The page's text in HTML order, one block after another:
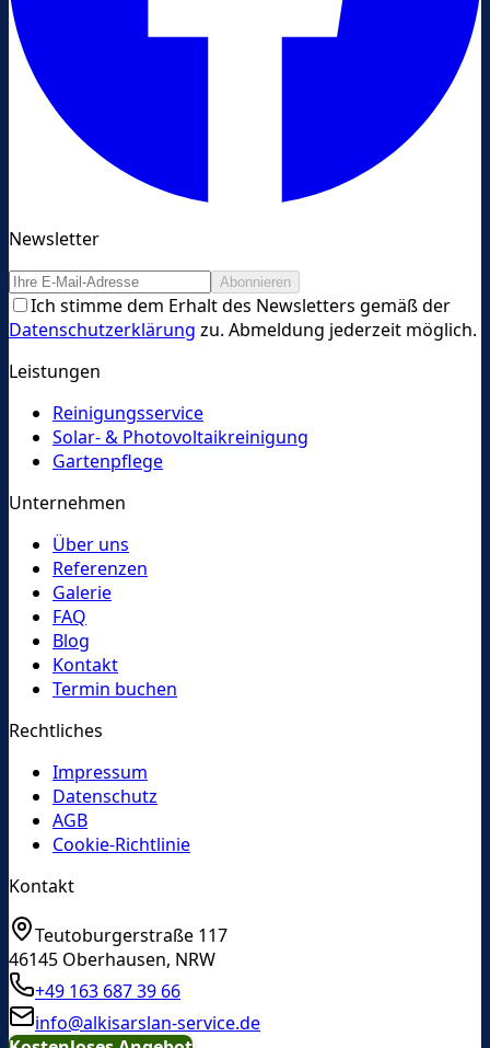
Newsletter
Abonnieren
Ich stimme dem Erhalt des Newsletters gemäß der
Datenschutzerklärung zu. Abmeldung jederzeit möglich.
Leistungen
Reinigungsservice
Solar- & Photovoltaikreinigung
Gartenpflege
Unternehmen
Über uns
Referenzen
Galerie
FAQ
Blog
Kontakt
Termin buchen
Rechtliches
Impressum
Datenschutz
AGB
Cookie-Richtlinie
Kontakt
Teutoburgerstraße 117
46145 Oberhausen, NRW
+49 163 687 39 66
info@alkisarslan-service.de